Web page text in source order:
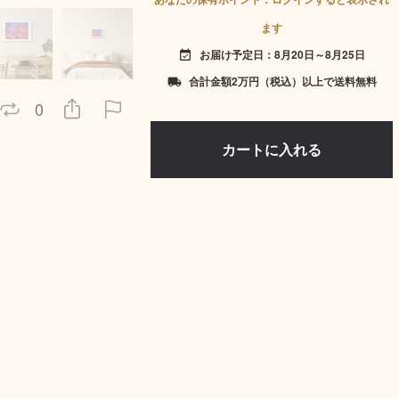
0
ます
event_available お届け予定日：8月20日～8月25日
local_shipping 合計金額2万円（税込）以上で送料無料